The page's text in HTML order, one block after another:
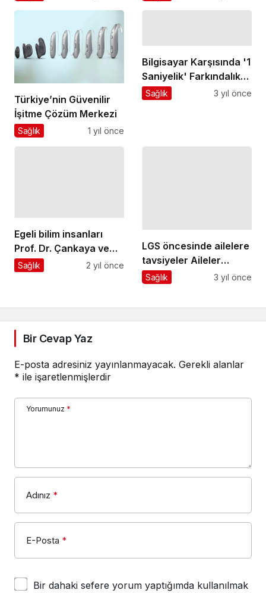
Türkiye’nin Güvenilir
İşitme Çözüm Merkezi
Sağlık 1 yıl önce
Bilgisayar Karşısında '1
Saniyelik' Farkındalık
Testi!
Sağlık 3 yıl önce
Egeli bilim insanları
Prof. Dr. Çankaya ve
Prof. Dr. Güneri, ağız
Sağlık 2 yıl önce
LGS öncesinde ailelere
tavsiyeler Aileler
adaylardan daha
Sağlık 3 yıl önce
Bir Cevap Yaz
E-posta adresiniz yayınlanmayacak. Gerekli alanlar
* ile işaretlenmişlerdir
Yorumunuz *
Adınız *
E-Posta *
Bir dahaki sefere yorum yaptığımda kullanılmak